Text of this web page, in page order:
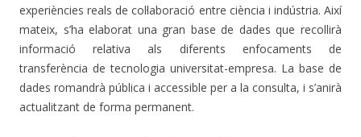
experiències reals de col·laboració entre ciència i indústria. Així
mateix, s’ha elaborat una gran base de dades que recollirà
informació relativa als diferents enfocaments de
transferència de tecnologia universitat-empresa. La base de
dades romandrà pública i accessible per a la consulta, i s’anirà
actualitzant de forma permanent.